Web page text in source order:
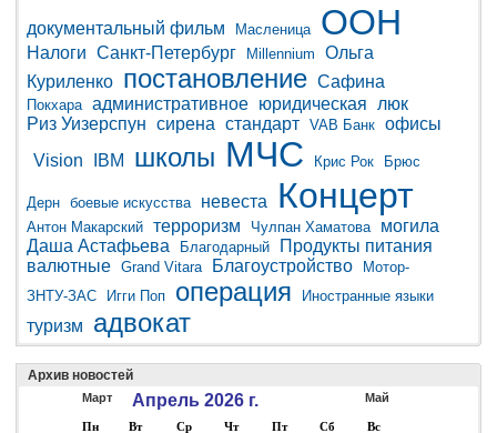
документальный фильм Масленица ООН
Налоги Санкт-Петербург Millennium
Ольга
Куриленко постановление Сафина
Покхара административное юридическая
люк
Риз Уизерспун сирена стандарт VAB Банк офисы
Vision
IBM школы МЧС Крис Рок Брюс
Дерн боевые искусства невеста Концерт
Антон Макарский терроризм Чулпан Хаматова
могила
Даша Астафьева
Благодарный
Продукты питания
валютные Grand Vitara Благоустройство
Мотор-
ЗНТУ-ЗАС
Игги Поп операция Иностранные языки
туризм адвокат
Архив новостей
Март Апрель 2026 г. Май
Пн Вт Ср Чт Пт Сб Вс